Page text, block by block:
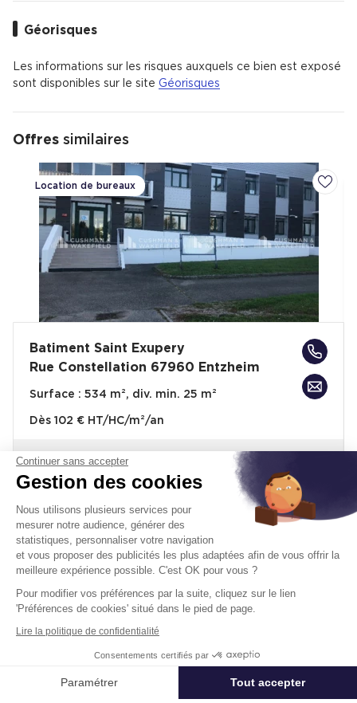
Géorisques
Les informations sur les risques auxquels ce bien est exposé
sont disponibles sur le site Géorisques
Offres similaires
Location de bureaux
Batiment Saint Exupery
Rue Constellation 67960 Entzheim
Surface : 534 m², div. min. 25 m²
Dès 102 € HT/HC/m²/an
Disponibilité :Immédiate
Télétravail + Flexibilité = moins de
m² de bureaux
Estimation immédiate de vos économies de
surfaces avec notre calculateur intelligent
Démarrer la simulation
Continuer sans accepter
Gestion des cookies
Nous utilisons plusieurs services pour
mesurer notre audience, générer des
statistiques, personnaliser votre navigation
et vous proposer des publicités les plus adaptées afin de vous offrir la
meilleure expérience possible. C'est OK pour vous ?
Pour modifier vos préférences par la suite, cliquez sur le lien
'Préférences de cookies' situé dans le pied de page.
Lire la politique de confidentialité
Consentements certifiés par
Paramétrer
Tout accepter